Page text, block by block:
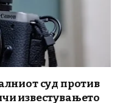
суд против
известувањето